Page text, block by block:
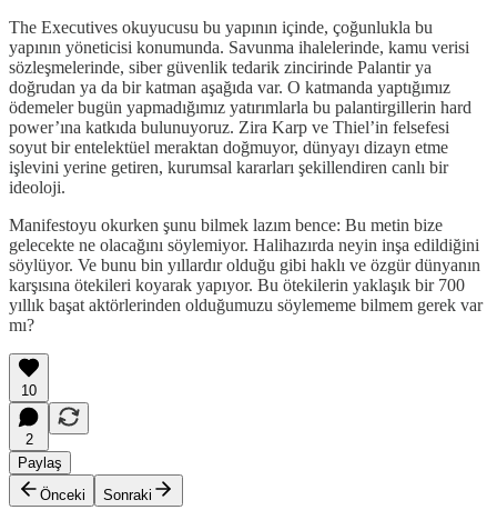
The Executives okuyucusu bu yapının içinde, çoğunlukla bu
yapının yöneticisi konumunda. Savunma ihalelerinde, kamu verisi
sözleşmelerinde, siber güvenlik tedarik zincirinde Palantir ya
doğrudan ya da bir katman aşağıda var. O katmanda yaptığımız
ödemeler bugün yapmadığımız yatırımlarla bu palantirgillerin hard
power’ına katkıda bulunuyoruz. Zira Karp ve Thiel’in felsefesi
soyut bir entelektüel meraktan doğmuyor, dünyayı dizayn etme
işlevini yerine getiren, kurumsal kararları şekillendiren canlı bir
ideoloji.
Manifestoyu okurken şunu bilmek lazım bence: Bu metin bize
gelecekte ne olacağını söylemiyor. Halihazırda neyin inşa edildiğini
söylüyor. Ve bunu bin yıllardır olduğu gibi haklı ve özgür dünyanın
karşısına ötekileri koyarak yapıyor. Bu ötekilerin yaklaşık bir 700
yıllık başat aktörlerinden olduğumuzu söylememe bilmem gerek var
mı?
10
2
Paylaş
Önceki
Sonraki